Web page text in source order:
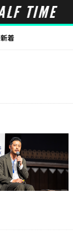
新着